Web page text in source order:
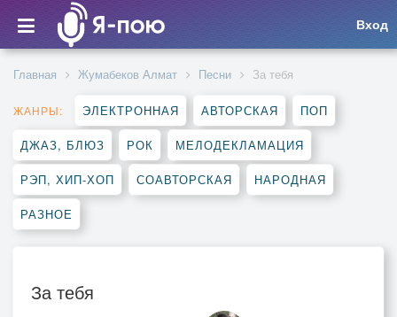
Вход
Главная Жумабеков Алмат Песни За тебя
ЖАНРЫ: ЭЛЕКТРОННАЯ АВТОРСКАЯ ПОП
ДЖАЗ, БЛЮЗ РОК МЕЛОДЕКЛАМАЦИЯ
РЭП, ХИП-ХОП СОАВТОРСКАЯ НАРОДНАЯ
РАЗНОЕ
За тебя